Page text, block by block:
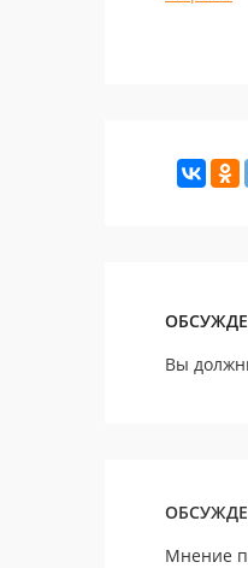
Вы
Мнение